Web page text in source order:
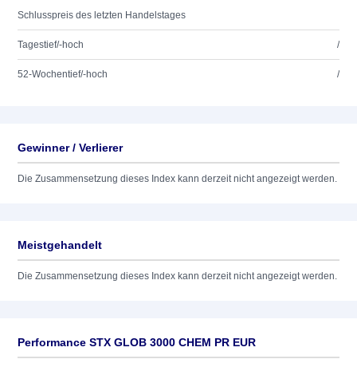
Schlusspreis des letzten Handelstages
Tagestief/-hoch /
52-Wochentief/-hoch /
Gewinner / Verlierer
Die Zusammensetzung dieses Index kann derzeit nicht angezeigt werden.
Meistgehandelt
Die Zusammensetzung dieses Index kann derzeit nicht angezeigt werden.
Performance STX GLOB 3000 CHEM PR EUR